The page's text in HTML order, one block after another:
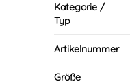
Kategorie /
Typ
Artikelnummer
Größe